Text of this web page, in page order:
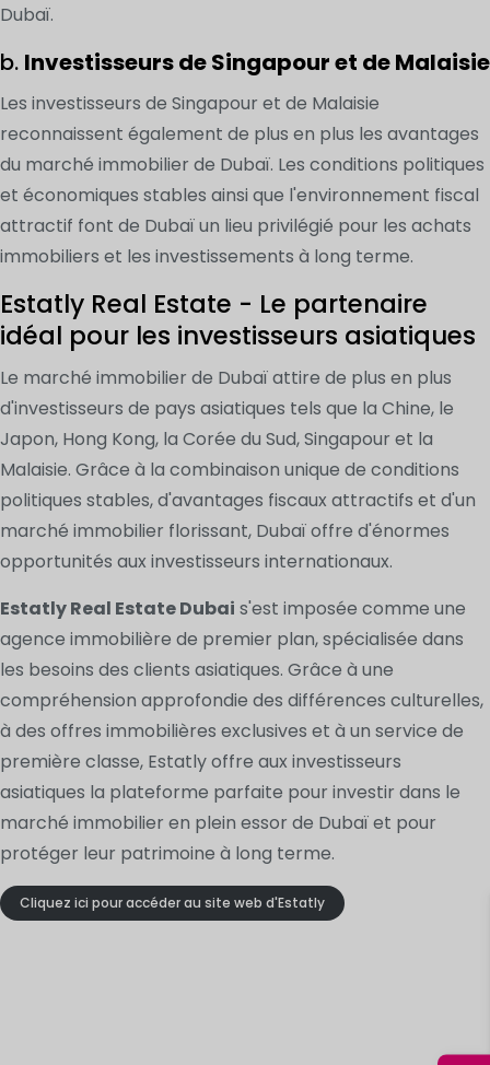
Dubaï.
b. Investisseurs de Singapour et de Malaisie
Les investisseurs de Singapour et de Malaisie
reconnaissent également de plus en plus les avantages
du marché immobilier de Dubaï. Les conditions politiques
et économiques stables ainsi que l'environnement fiscal
attractif font de Dubaï un lieu privilégié pour les achats
immobiliers et les investissements à long terme.
Estatly Real Estate - Le partenaire
idéal pour les investisseurs asiatiques
Le marché immobilier de Dubaï attire de plus en plus
d'investisseurs de pays asiatiques tels que la Chine, le
Japon, Hong Kong, la Corée du Sud, Singapour et la
Malaisie. Grâce à la combinaison unique de conditions
politiques stables, d'avantages fiscaux attractifs et d'un
marché immobilier florissant, Dubaï offre d'énormes
opportunités aux investisseurs internationaux.
Estatly Real Estate Dubai s'est imposée comme une
agence immobilière de premier plan, spécialisée dans
les besoins des clients asiatiques. Grâce à une
compréhension approfondie des différences culturelles,
à des offres immobilières exclusives et à un service de
première classe, Estatly offre aux investisseurs
asiatiques la plateforme parfaite pour investir dans le
marché immobilier en plein essor de Dubaï et pour
protéger leur patrimoine à long terme.
Cliquez ici pour accéder au site web d'Estatly